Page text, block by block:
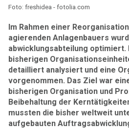
Foto: freshidea - fotolia.com
Im Rahmen einer
agierenden Anlagenbauers
abwicklungsabteilung optimiert.
bisherigen
detailliert analysiert und eine
vorgenommen. Das Ziel war
bisherigen Organisation und
Beibehaltung der
mussten die bisher weltweit
aufgebauten